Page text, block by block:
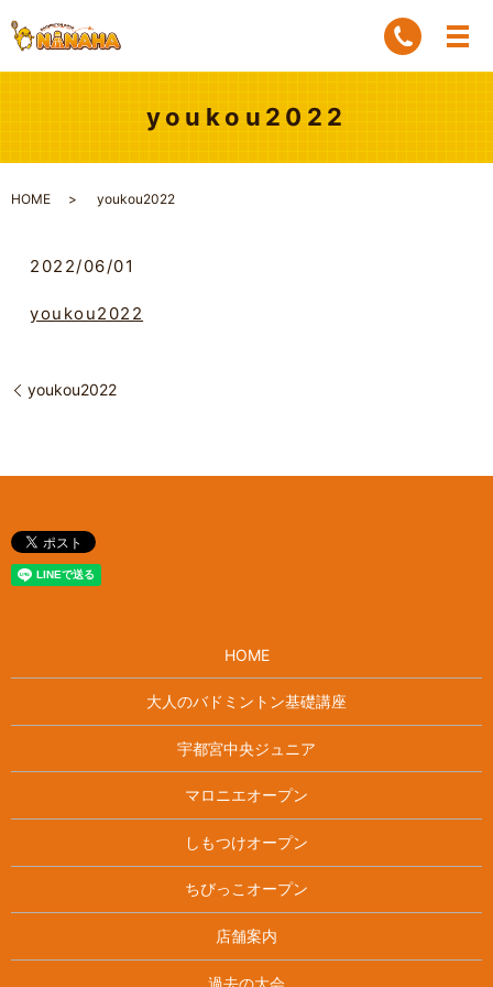
youkou2022
HOME youkou2022
2022/06/01
youkou2022
youkou2022
HOME
大人のバドミントン基礎講座
宇都宮中央ジュニア
マロニエオープン
しもつけオープン
ちびっこオープン
店舗案内
過去の大会